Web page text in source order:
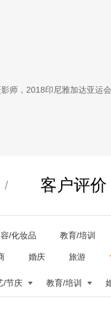
师，2018印尼雅加达亚运
/ 客户评价
/化妆品 教育/培训
婚庆 旅游
/节庆 教育/培训